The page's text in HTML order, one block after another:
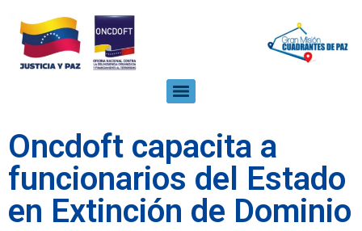
Oncdoft capacita a
funcionarios del Estado
en Extinción de Dominio